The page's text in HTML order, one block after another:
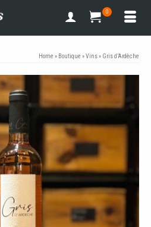
0
Home » Boutique »Vins» Gris d’Ardèche